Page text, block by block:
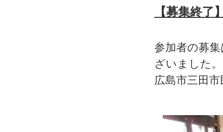
【募集終了
参加者の募
ざいました。
広島市三田